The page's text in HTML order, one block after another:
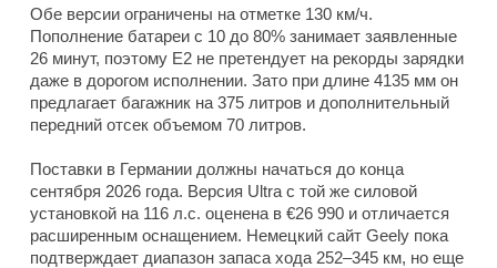
Обе версии ограничены на отметке 130 км/ч.
Пополнение батареи с 10 до 80% занимает заявленные
26 минут, поэтому E2 не претендует на рекорды зарядки
даже в дорогом исполнении. Зато при длине 4135 мм он
предлагает багажник на 375 литров и дополнительный
передний отсек объемом 70 литров.
Поставки в Германии должны начаться до конца
сентября 2026 года. Версия Ultra с той же силовой
установкой на 116 л.с. оценена в €26 990 и отличается
расширенным оснащением. Немецкий сайт Geely пока
подтверждает диапазон запаса хода 252–345 км, но еще